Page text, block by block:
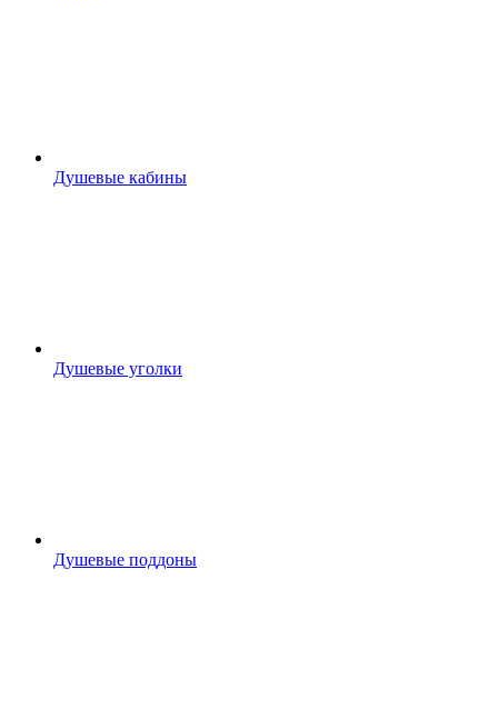
Душевые кабины
Душевые уголки
Душевые поддоны